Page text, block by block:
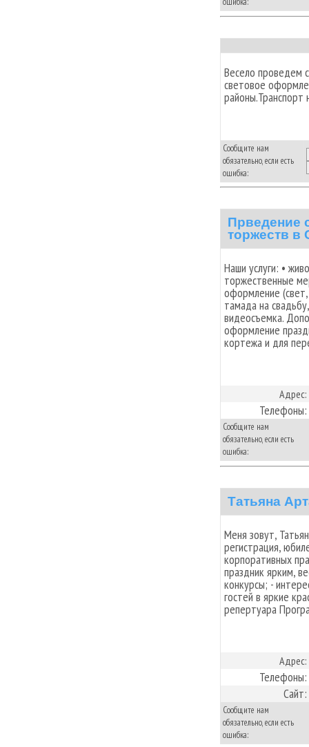
Весело проведем
световое
Сообщите нам
обязательно, если есть
ошибка:
Прведение
торжеств в
Наши услуги: •
торжественные
оформление
тамада на
видеосъемка.
оформление
кортежа и для
Адрес:
Телефоны:
Сообщите нам
обязательно, если есть
ошибка:
Татьяна
Меня зовут,
регистрация,
корпоративных
праздник ярким,
конкурсы; -
гостей в яркие
репертуара
Адрес:
Телефоны:
Сайт:
Сообщите нам
обязательно, если есть
ошибка: